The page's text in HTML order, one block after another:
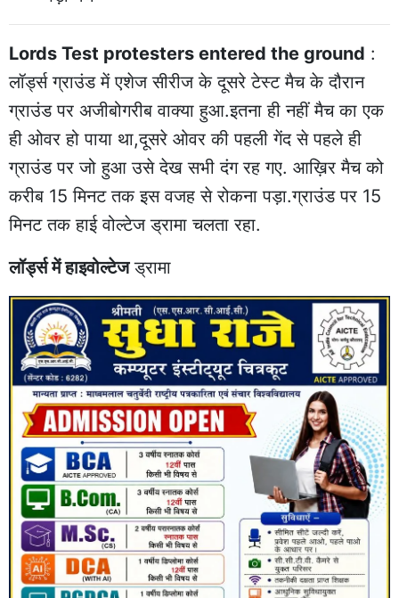
Lords Test protesters entered the ground :
लॉर्ड्स ग्राउंड में एशेज सीरीज के दूसरे टेस्ट मैच के दौरान
ग्राउंड पर अजीबोगरीब वाक्या हुआ.इतना ही नहीं मैच का एक
ही ओवर हो पाया था,दूसरे ओवर की पहली गेंद से पहले ही
ग्राउंड पर जो हुआ उसे देख सभी दंग रह गए. आख़िर मैच को
करीब 15 मिनट तक इस वजह से रोकना पड़ा.ग्राउंड पर 15
मिनट तक हाई वोल्टेज ड्रामा चलता रहा.
लॉर्ड्स में हाइवोल्टेजड्रामा